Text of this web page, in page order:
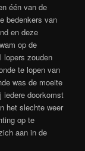
één van de
bedenkers van
en deze
op de
lopers zouden
te lopen van
was de moeite
iedere doorkomst
het slechte weer
op te
aan in de